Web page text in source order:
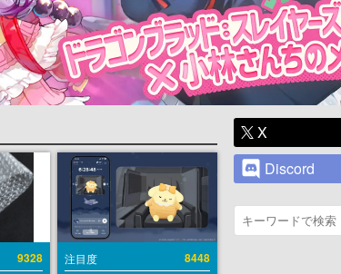
9328 注目度 8448
X
Discord